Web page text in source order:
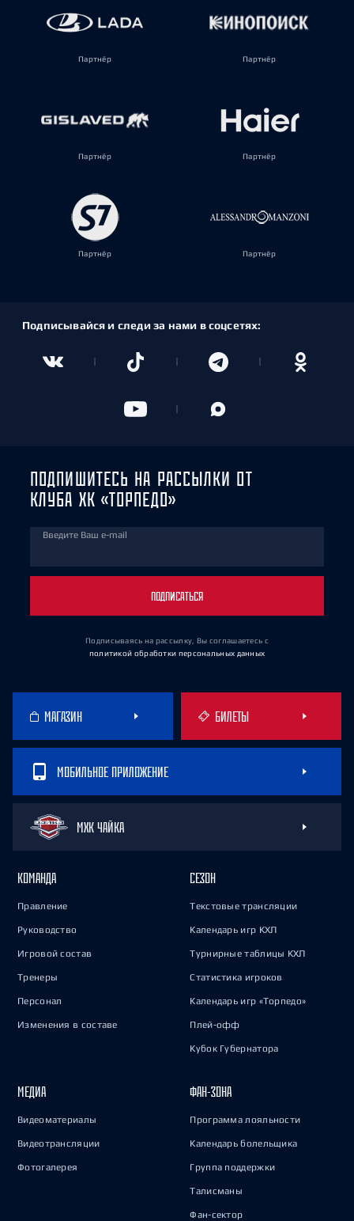
Партнёр Партнёр
Партнёр Партнёр
Партнёр Партнёр
Подписывайся и следи за нами в соцсетях:
ПОДПИШИТЕСЬ НА РАССЫЛКИ ОТ
КЛУБА ХК «ТОРПЕДО»
Введите Ваш e-mail
ПОДПИСАТЬСЯ
Подписываясь на рассылку, Вы соглашаетесь с
политикой обработки персональных данных
МАГАЗИН БИЛЕТЫ
МОБИЛЬНОЕ ПРИЛОЖЕНИЕ
МХК ЧАЙКА
КОМАНДА
Правление
Руководство
Игровой состав
Тренеры
Персонал
Изменения в составе
СЕЗОН
Текстовые трансляции
Календарь игр КХЛ
Турнирные таблицы КХЛ
Статистика игроков
Календарь игр «Торпедо»
Плей-офф
Кубок Губернатора
МЕДИА
Видеоматериалы
Видеотрансляции
Фотогалерея
ФАН-ЗОНА
Программа лояльности
Календарь болельщика
Группа поддержки
Талисманы
Фан-сектор